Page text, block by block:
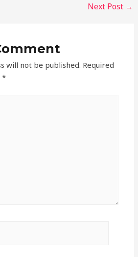
Next Post →
will not be published. Required
*